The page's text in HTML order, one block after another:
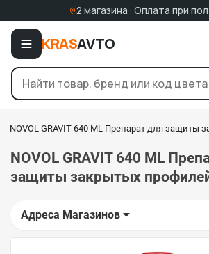
2 магазина · Оплата при
KRASAVTO
NOVOL GRAVIT 640 ML Препарат для защиты
NOVOL GRAVIT 640 ML
защиты закрытых
Адреса Магазинов